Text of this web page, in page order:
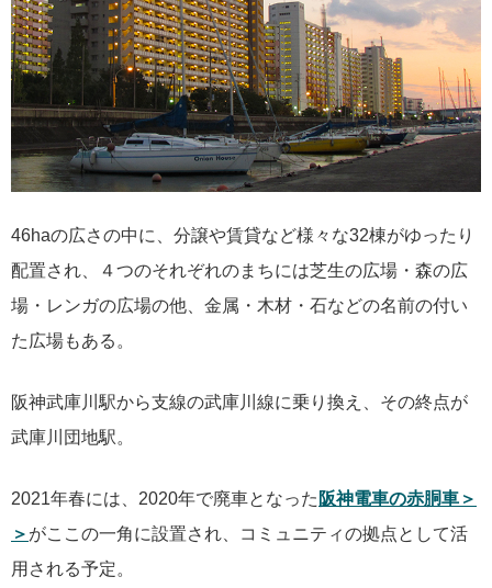
46haの広さの中に、分譲や賃貸など様々な32棟がゆったり
配置され、４つのそれぞれのまちには芝生の広場・森の広
場・レンガの広場の他、金属・木材・石などの名前の付い
た広場もある。
阪神武庫川駅から支線の武庫川線に乗り換え、その終点が
武庫川団地駅。
2021年春には、2020年で廃車となった 阪神電車の赤胴車＞
＞ がここの一角に設置され、コミュニティの拠点として活
用される予定。